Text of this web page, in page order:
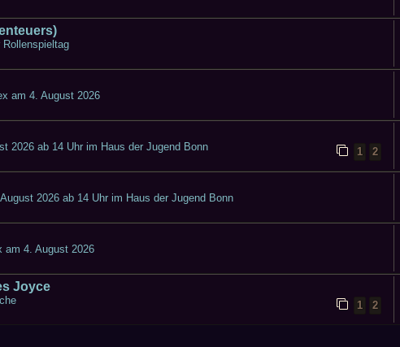
am 4. August 2026
2026 ab 14 Uhr im Haus der Jugend Bonn 1 2
2026 ab 14 Uhr im Haus der Jugend Bonn
am 4. August 2026
Joyce
1 2